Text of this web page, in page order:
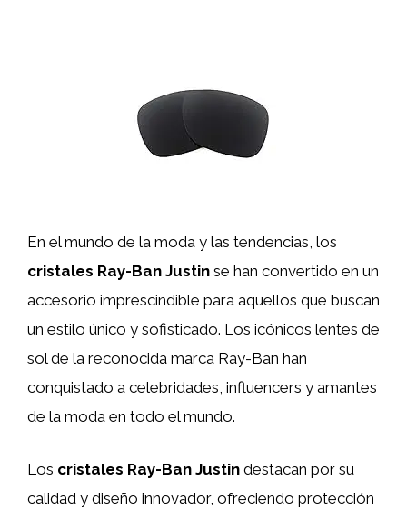
En el mundo de la moda y las tendencias, los
cristales Ray-Ban Justin se han convertido en un
accesorio imprescindible para aquellos que buscan
un estilo único y sofisticado. Los icónicos lentes de
sol de la reconocida marca Ray-Ban han
conquistado a celebridades, influencers y amantes
de la moda en todo el mundo.
Los cristales Ray-Ban Justin destacan por su
calidad y diseño innovador, ofreciendo protección